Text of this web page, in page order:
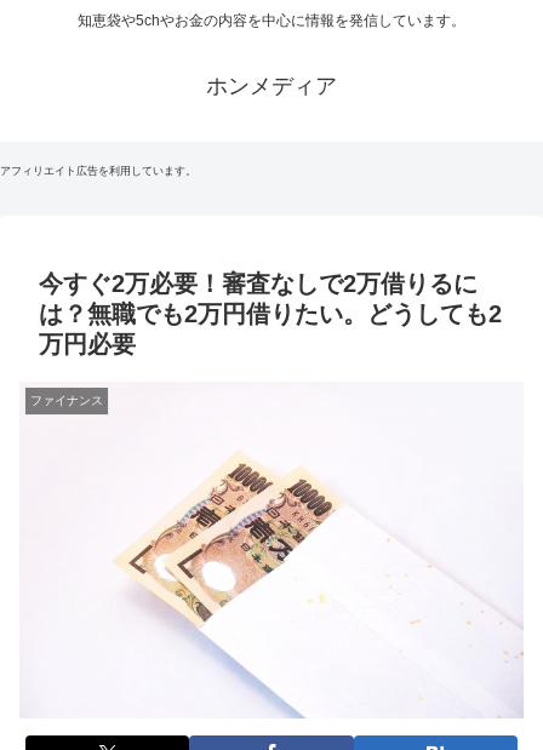
知恵袋や5chやお金の内容を中心に情報を発信しています。
ホンメディア
アフィリエイト広告を利用しています。
今すぐ2万必要！審査なしで2万借りるに
は？無職でも2万円借りたい。どうしても2
万円必要
ファイナンス